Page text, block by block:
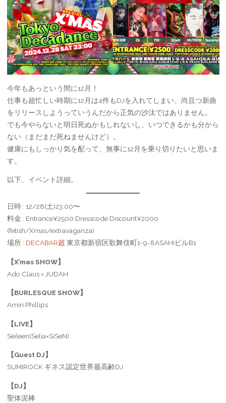
今年もあっという間に12月！
仕事も超忙しい時期に12月は4件もDJを入れてしまい、尚且つ新曲
をリリースしようっていうんだから正気の沙汰ではありません。
でも今やらないと明日死ぬかもしれないし、いつできるかも分から
ない（まだまだ死ねませんけど）。
健康にもしっかり気を配って、無事に12月を乗り切りたいと思いま
す。
以下、イベント詳細。
日時 : 12/28(土)23:00〜
料金 : Entrance¥2500 Dresscode Discount¥2000
(fetish/Xmas/extravaganza)
場所 : DECABAR超 東京都新宿区歌舞伎町1-9-8ASAHIビルB1
【X’mas SHOW】
Ado Claus × JUDAH
【BURLESQUE SHOW】
Amiri Phillips
【LIVE】
Seileen(Selia×SiSeN)
【Guest DJ】
SUMIROCK ギネス認定世界最高齢DJ
【DJ】
聖体泥棒